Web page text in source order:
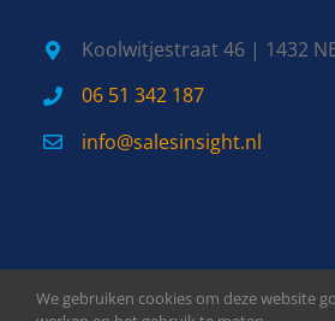
Koolwitjestraat 46 | 1432
06 51 342 187
info@salesinsight.nl
© Copyright 2022 Sales Insight | All Rights
We gebruiken cookies om deze website